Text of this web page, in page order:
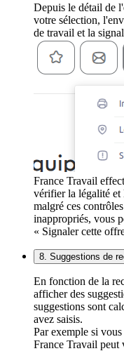
Depuis le détail de
votre sélection,
de travail et la
France Travail
vérifier la légalité et
malgré ces
inappropriés, vous
« Signaler cette
8. Suggestions de
En fonction de la
afficher des
suggestions sont
avez saisis.
Par exemple si
France Travail peut